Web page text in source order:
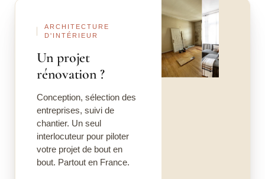
ARCHITECTURE
D'INTÉRIEUR
Un projet
rénovation ?
Conception, sélection des
entreprises, suivi de
chantier. Un seul
interlocuteur pour piloter
votre projet de bout en
bout. Partout en France.
Après